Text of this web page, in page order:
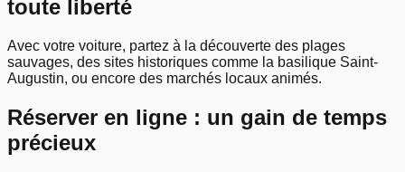
toute liberté
Avec votre voiture, partez à la découverte des plages
sauvages, des sites historiques comme la basilique Saint-
Augustin, ou encore des marchés locaux animés.
Réserver en ligne : un gain de temps
précieux